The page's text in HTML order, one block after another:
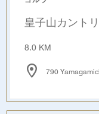
皇子山カント
8.0 KM
790